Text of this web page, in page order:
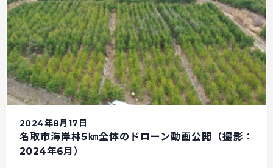
2024年8月17日
名取市海岸林5㎞全体のドローン動画公開（撮影：
2024年6月）